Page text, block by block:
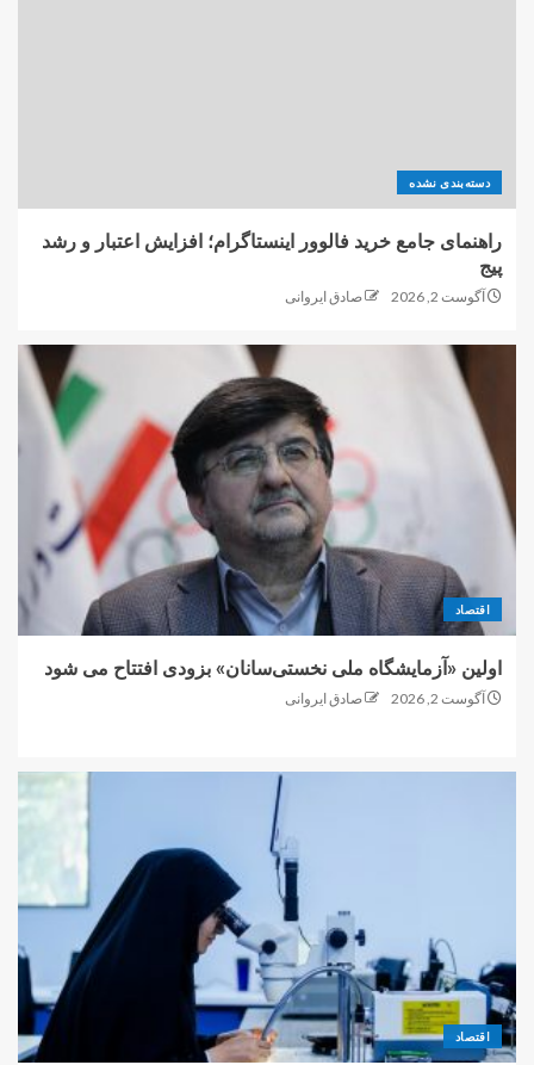
دسته‌بندی نشده
راهنمای جامع خرید فالوور اینستاگرام؛ افزایش اعتبار و رشد
پیج
آگوست 2, 2026 صادق ایروانی
اقتصاد
اولین «آزمایشگاه ملی نخستی‌سانان» بزودی افتتاح می شود
آگوست 2, 2026 صادق ایروانی
اقتصاد